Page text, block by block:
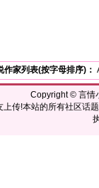
作家列表(按字母排序)：
Copyright © 言情
上传!本站的所有社区话